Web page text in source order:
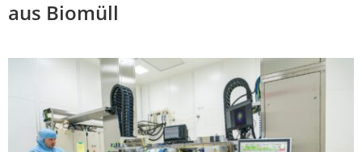
aus Biomüll